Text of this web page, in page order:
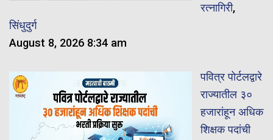
रत्नागिरी,
सिंधुदुर्ग
August 8, 2026 8:34 am
पवित्र पोर्टलद्वारे
राज्यातील ३०
हजारांहून अधिक
शिक्षक पदांची